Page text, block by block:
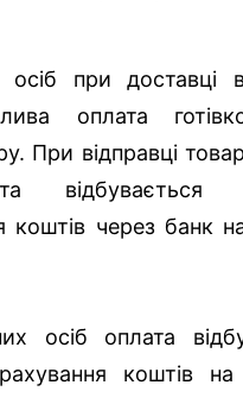
осіб при доставці
оплата
При відправці
відбувається
коштів через банк
осіб оплата
коштів